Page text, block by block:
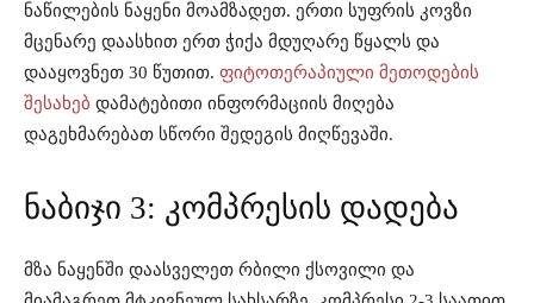
ნაწილების ნაყენი მოამზადეთ. ერთი სუფრის კოვზი
მცენარე დაასხით ერთ ჭიქა მდუღარე წყალს და
დააყოვნეთ 30 წუთით. ფიტოთერაპიული მეთოდების
შესახებ დამატებითი ინფორმაციის მიღება
დაგეხმარებათ სწორი შედეგის მიღწევაში.
ნაბიჯი 3: კომპრესის დადება
მზა ნაყენში დაასველეთ რბილი ქსოვილი და